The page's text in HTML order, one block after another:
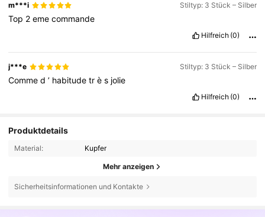
m***i Stiltyp: 3 Stück – Silber
Top 2emecommande
Hilfreich (0)
j***e Stiltyp: 3 Stück – Silber
Commed’ habitudetrès jolie
Hilfreich (0)
Produktdetails
Material: Kupfer
Mehr anzeigen
Sicherheitsinformationen und Kontakte